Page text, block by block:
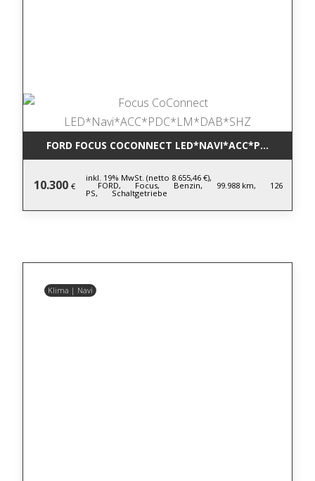
FORD FOCUS COCONNECT
10.300 €
inkl. 19% MwSt. (netto 8.655,46 €),
FORD, Focus, Benzin, 99.988 km, 126
PS, Schaltgetriebe
Klima | Navi